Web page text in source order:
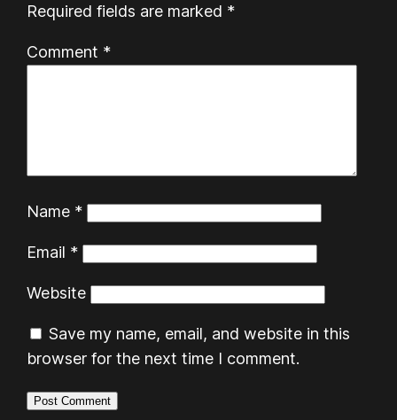
Required fields are marked *
Comment *
Name *
Email *
Website
Save my name, email, and website in this
browser for the next time I comment.